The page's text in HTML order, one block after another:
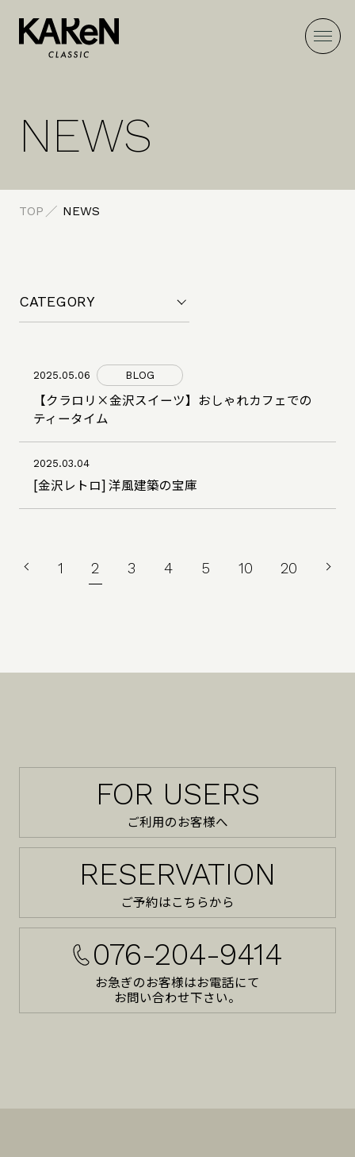
NEWS
TOP NEWS
CATEGORY
2025.05.06 BLOG
【クラロリ×金沢スイーツ】おしゃれカフェでの
ティータイム
2025.03.04
[金沢レトロ] 洋風建築の宝庫
PREV
1 2 3 4 5 10 20
FOR USERS
ご利用のお客様へ
RESERVATION
ご予約はこちらから
076-204-9414
お急ぎのお客様はお電話にて
お問い合わせ下さい。